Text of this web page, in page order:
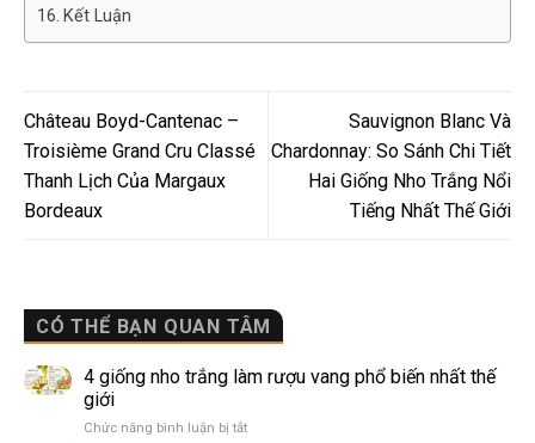
CÓ THỂ BẠN QUAN TÂM
4 giống nho trắng làm rượu vang phổ biến nhất thế
giới
Chức năng bình luận bị tắtở
Kết Luận
Château Boyd-Cantenac –
Troisième Grand Cru Classé
Thanh Lịch Của Margaux
Bordeaux
Sauvignon Blanc Và
Chardonnay: So Sánh Chi Tiết
Hai Giống Nho Trắng Nổi
Tiếng Nhất Thế Giới